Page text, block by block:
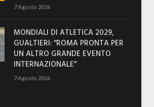
7 Agosto 2026
MONDIALI DI ATLETICA 2029,
GUALTIERI: “ROMA PRONTA PER
UN ALTRO GRANDE EVENTO
INTERNAZIONALE”
7 Agosto 2026